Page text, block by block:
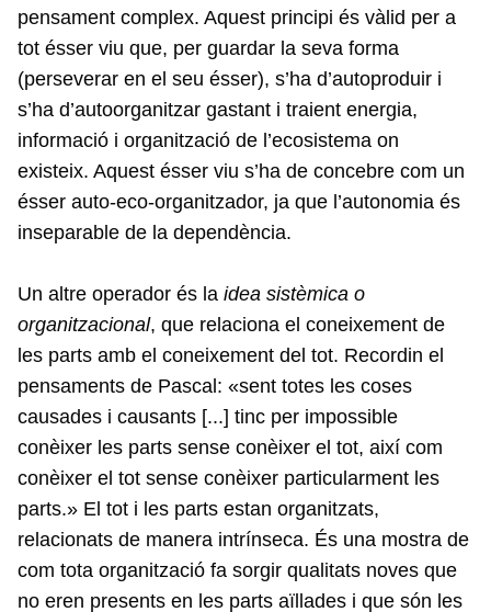
pensament complex. Aquest principi és vàlid per a
tot ésser viu que, per guardar la seva forma
(perseverar en el seu ésser), s’ha d’autoproduir i
s’ha d’autoorganitzar gastant i traient energia,
informació i organització de l’ecosistema on
existeix. Aquest ésser viu s’ha de concebre com un
ésser auto-eco-organitzador, ja que l’autonomia és
inseparable de la dependència.
Un altre operador és la idea sistèmica o
organitzacional, que relaciona el coneixement de
les parts amb el coneixement del tot. Recordin el
pensaments de Pascal: «sent totes les coses
causades i causants [...] tinc per impossible
conèixer les parts sense conèixer el tot, així com
conèixer el tot sense conèixer particularment les
parts.» El tot i les parts estan organitzats,
relacionats de manera intrínseca. És una mostra de
com tota organització fa sorgir qualitats noves que
no eren presents en les parts aïllades i que són les